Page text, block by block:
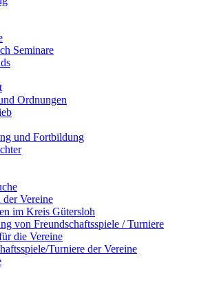
Seminare
Ordnungen
und Fortbildung
der Vereine
im Kreis Gütersloh
von Freundschaftsspiele / Turniere
die Vereine
Turniere der Vereine